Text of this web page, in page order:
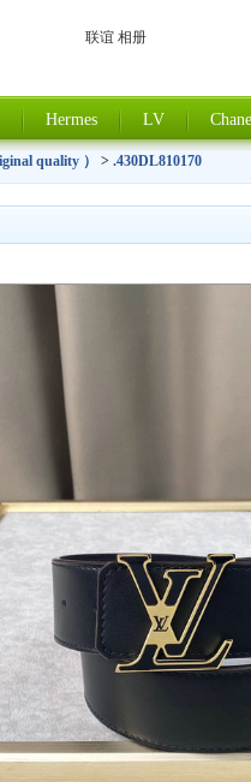
联谊 相册
Hermes LV
quality ） > .430DL810170